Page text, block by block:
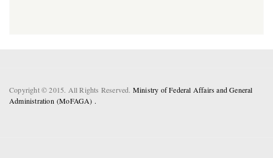
Copyright © 2015. All Rights Reserved. Ministry of Federal Affairs and General
Administration (MoFAGA) .